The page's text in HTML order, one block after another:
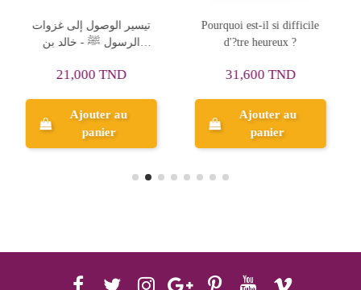
الفلاح الصغير -نحل و زهور
-يمامة
1,000 TND
Ajouter au
LE CHAT RUSE -
HISTOIRES A RETENIR
1,000 TND
Ajouter au